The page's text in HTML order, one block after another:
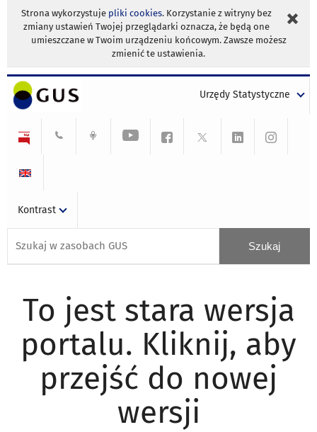
Strona wykorzystuje pliki cookies. Korzystanie z witryny bez
zmiany ustawień Twojej przeglądarki oznacza, że będą one
umieszczane w Twoim urządzeniu końcowym. Zawsze możesz
zmienić te ustawienia.
Urzędy Statystyczne
Kontrast
To jest stara wersja
portalu. Kliknij, aby
przejść do nowej
wersji